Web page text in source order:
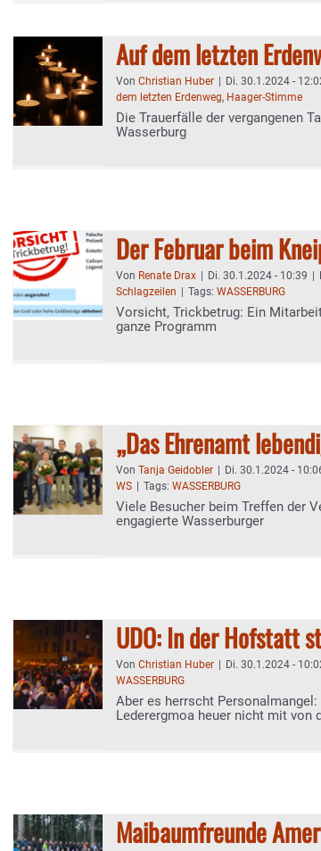
Auf dem letzten
Von Christian Huber Di. 30.1.2024 -
dem letzten Erdenweg, Haager-Stimme
Die Trauerfälle der vergangenen
Wasserburg
Der Februar beim
Von Renate Drax Di. 30.1.2024 - 10:39
Schlagzeilen
Tags: WASSERBURG
Vorsicht, Trickbetrug: Ein
ganze Programm
„Das Ehrenamt
Von Tanja Geidobler Di. 30.1.2024 -
WS
Tags: WASSERBURG
Viele Besucher beim Treffen der
engagierte Wasserburger
UDO: In der Hofstatt
Von Christian Huber Di. 30.1.2024 -
WASSERBURG
Aber es herrscht Personalmangel:
Lederergmoa heuer nicht mit von
Maibaumfreunde